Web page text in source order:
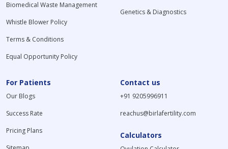
Biomedical Waste Management
Whistle Blower Policy
Terms & Conditions
Equal Opportunity Policy
Genetics & Diagnostics
For Patients
Our Blogs
Success Rate
Pricing Plans
Contact us
+91 9205996911
reachus@birlafertility.com
Calculators